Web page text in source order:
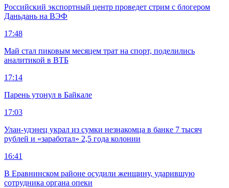
Российский экспортный центр проведет стрим с блогером
Даньдань на ВЭФ
17:48
Май стал пиковым месяцем трат на спорт, поделились
аналитикой в ВТБ
17:14
Парень утонул в Байкале
17:03
Улан-удэнец украл из сумки незнакомца в банке 7 тысяч
рублей и «заработал» 2,5 года колонии
16:41
В Еравнинском районе осудили женщину, ударившую
сотрудника органа опеки